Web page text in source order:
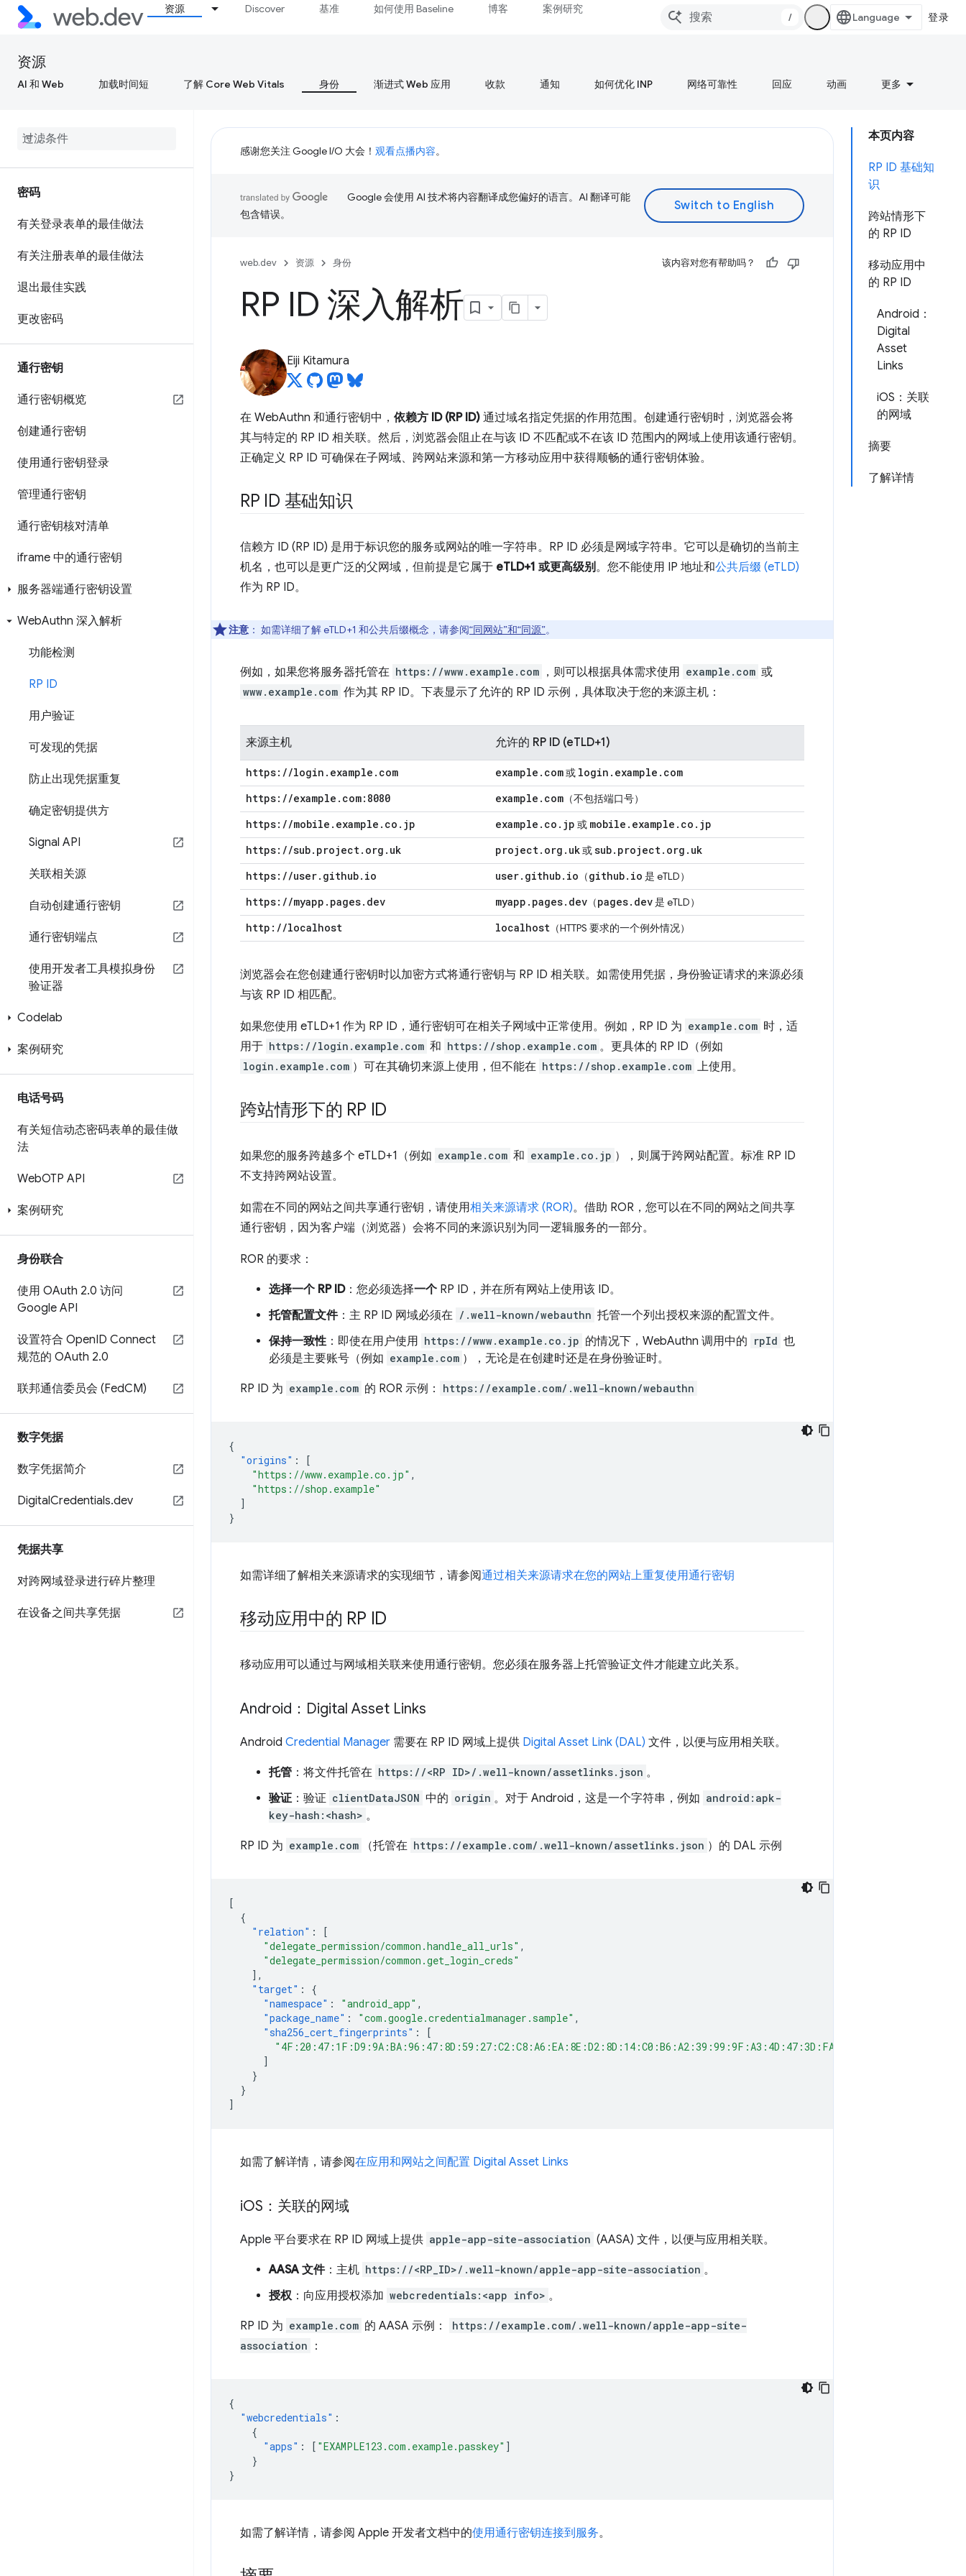
资源 Discover 基准 如何使用 Baseline 博客 案例研究
/ 登录
资源
AI 和 Web 加载时间短 了解 Core Web Vitals 身份 渐进式 Web 应用 收款 通知 如何优化 INP 网络可靠性 回应 动画 更多
密码
有关登录表单的最佳做法
有关注册表单的最佳做法
退出最佳实践
更改密码
通行密钥
通行密钥概览
创建通行密钥
使用通行密钥登录
管理通行密钥
通行密钥核对清单
iframe 中的通行密钥
服务器端通行密钥设置
WebAuthn 深入解析
功能检测
RP ID
用户验证
可发现的凭据
防止出现凭据重复
确定密钥提供方
Signal API
关联相关源
自动创建通行密钥
通行密钥端点
使用开发者工具模拟身份
验证器
Codelab
案例研究
电话号码
有关短信动态密码表单的最佳做
法
WebOTP API
案例研究
身份联合
使用 OAuth 2.0 访问
Google API
设置符合 OpenID Connect
规范的 OAuth 2.0
联邦通信委员会 (FedCM)
数字凭据
数字凭据简介
DigitalCredentials.dev
凭据共享
对跨网域登录进行碎片整理
在设备之间共享凭据
本页内容
RP ID 基础知
识
跨站情形下
的 RP ID
移动应用中
的 RP ID
Android：
Digital
Asset
Links
iOS：关联
的网域
摘要
了解详情
感谢您关注 Google I/O 大会！ 观看点播内容。
Google 会使用 AI 技术将内容翻译成您偏好的语言。AI 翻译可能
包含错误。
web.dev 资源 身份 该内容对您有帮助吗？
RP ID 深入解析
Eiji Kitamura
在 WebAuthn 和通行密钥中， 依赖方 ID (RP ID) 通过域名指定凭据的作用范围。创建通行密钥时，浏览器会将
其与特定的 RP ID 相关联。然后，浏览器会阻止在与该 ID 不匹配或不在该 ID 范围内的网域上使用该通行密钥。
正确定义 RP ID 可确保在子网域、跨网站来源和第一方移动应用中获得顺畅的通行密钥体验。
RP ID 基础知识
信赖方 ID (RP ID) 是用于标识您的服务或网站的唯一字符串。RP ID 必须是网域字符串。它可以是确切的当前主
机名，也可以是更广泛的父网域，但前提是它属于 eTLD+1 或更高级别。您不能使用 IP 地址和公共后缀 (eTLD)
作为 RP ID。
注意 ： 如需详细了解 eTLD+1 和公共后缀概念，请参阅“同网站”和“同源”。
例如，如果您将服务器托管在 https://www.example.com ，则可以根据具体需求使用 example.com 或
www.example.com 作为其 RP ID。下表显示了允许的 RP ID 示例，具体取决于您的来源主机：
来源主机 允许的 RP ID (eTLD+1)
https: //login . example . com example . com或 login . example . com
https: //example . com:8080 example . com （不包括端口号）
https: //mobile . example . co . jp example . co . jp 或 mobile . example . co . jp
https: //sub. project. org . uk project. org . uk或sub. project. org . uk
https: //user. github. io user. github. io （github. io 是 eTLD）
https: //myapp . pages. dev myapp . pages. dev （pages. dev是 eTLD）
http: //localhost localhost （HTTPS 要求的一个例外情况）
浏览器会在您创建通行密钥时以加密方式将通行密钥与 RP ID 相关联。如需使用凭据，身份验证请求的来源必须
与该 RP ID 相匹配。
如果您使用 eTLD+1 作为 RP ID，通行密钥可在相关子网域中正常使用。例如，RP ID 为 example.com 时，适
用于 https://login.example.com 和 https://shop.example.com 。更具体的 RP ID（例如
login.example.com ）可在其确切来源上使用，但不能在 https://shop.example.com 上使用。
跨站情形下的 RP ID
如果您的服务跨越多个 eTLD+1（例如 example.com 和 example.co.jp ），则属于跨网站配置。标准 RP ID
不支持跨网站设置。
如需在不同的网站之间共享通行密钥，请使用相关来源请求 (ROR)。借助 ROR，您可以在不同的网站之间共享
通行密钥，因为客户端（浏览器）会将不同的来源识别为同一逻辑服务的一部分。
ROR 的要求：
选择一个 RP ID：您必须选择一个 RP ID，并在所有网站上使用该 ID。
托管配置文件：主 RP ID 网域必须在 /.well-known/webauthn 托管一个列出授权来源的配置文件。
保持一致性：即使在用户使用 https://www.example.co.jp 的情况下，WebAuthn 调用中的 rpId 也
必须是主要账号（例如 example.com ），无论是在创建时还是在身份验证时。
RP ID 为 example.com 的 ROR 示例： https://example.com/.well-known/webauthn
{
"origins" :
[
"https://www.example.co.jp" ,
"https://shop.example"
]
}
如需详细了解相关来源请求的实现细节，请参阅通过相关来源请求在您的网站上重复使用通行密钥
移动应用中的 RP ID
移动应用可以通过与网域相关联来使用通行密钥。您必须在服务器上托管验证文件才能建立此关系。
Android：Digital Asset Links
Android Credential Manager 需要在 RP ID 网域上提供 Digital Asset Link (DAL) 文件，以便与应用相关联。
托管 ：将文件托管在 https://<RP ID>/.well-known/assetlinks.json 。
验证：验证 clientDataJSON 中的 origin 。对于 Android，这是一个字符串，例如 android:apk-
key-hash:<hash> 。
RP ID 为 example.com （托管在 https://example.com/.well-known/assetlinks.json ）的 DAL 示例
[
{
"relation" :
[
"delegate_permission/common.handle_all_urls" ,
"delegate_permission/common.get_login_creds"
],
"target" :
{
"namespace" : "android_app" ,
"package_name" : "com.google.credentialmanager.sample" ,
"sha256_cert_fingerprints" :
[
"4F:20:47:1F:D9:9A:BA:96:47:8D:59:27:C2:C8:A6:EA:8E:D2:8D:14:C0:B6:A2:39:99:9F:A3:4D:47:3D:FA:11"
]
}
}
]
如需了解详情，请参阅在应用和网站之间配置 Digital Asset Links
iOS：关联的网域
Apple 平台要求在 RP ID 网域上提供 apple-app-site-association (AASA) 文件，以便与应用相关联。
AASA 文件：主机 https://<RP_ID>/.well-known/apple-app-site-association 。
授权：向应用授权添加 webcredentials:<app info> 。
RP ID 为 example.com 的 AASA 示例：
https://example.com/.well-known/apple-app-site-
association
：
{
"webcredentials" :
{
"apps" : [ "EXAMPLE123.com.example.passkey" ]
}
}
如需了解详情，请参阅 Apple 开发者文档中的使用通行密钥连接到服务。